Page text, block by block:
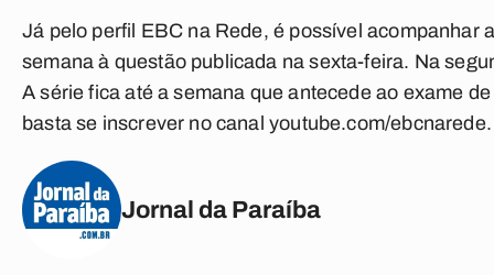
Já pelo perfil EBC na Rede, é possível acompanhar
semana à questão publicada na sexta-feira. Na
A série fica até a semana que antecede ao exame
basta se inscrever no canal youtube.com/ebcnarede.
Jornal da Paraíba